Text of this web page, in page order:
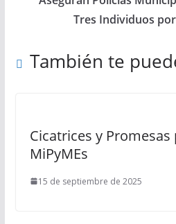
Tres Individuos
También te
Cicatrices y Promesas
MiPyMEs
15 de septiembre de 2025